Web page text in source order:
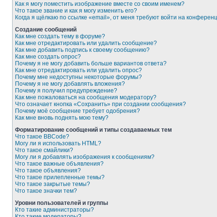
Как я могу поместить изображение вместе со своим именем?
Что такое звание и как я могу изменить его?
Когда я щёлкаю по ссылке «email», от меня требуют войти на
Создание сообщений
Как мне создать тему в форуме?
Как мне отредактировать или удалить сообщение?
Как мне добавить подпись к своему сообщению?
Как мне создать опрос?
Почему я не могу добавить больше вариантов ответа?
Как мне отредактировать или удалить опрос?
Почему мне недоступны некоторые форумы?
Почему я не могу добавлять вложения?
Почему я получил предупреждение?
Как мне пожаловаться на сообщения модератору?
Что означает кнопка «Сохранить» при создании сообщения?
Почему моё сообщение требует одобрения?
Как мне вновь поднять мою тему?
Форматирование сообщений и типы создаваемых тем
Что такое BBCode?
Могу ли я использовать HTML?
Что такое смайлики?
Могу ли я добавлять изображения к сообщениям?
Что такое важные объявления?
Что такое объявления?
Что такое прилепленные темы?
Что такое закрытые темы?
Что такое значки тем?
Уровни пользователей и группы
Кто такие администраторы?